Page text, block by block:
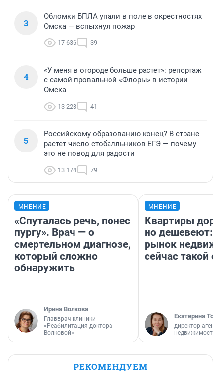
3
Обломки БПЛА упали в поле в окрестностях
Омска — вспыхнул пожар
17 636 39
4
«У меня в огороде больше растет»: репортаж
с самой провальной «Флоры» в истории
Омска
13 223 41
5
Российскому образованию конец? В стране
растет число стобалльников ЕГЭ — почему
это не повод для радости
13 174 79
МНЕНИЕ
«Спуталась речь, понес
пургу». Врач — о
смертельном диагнозе,
который сложно
обнаружить
Ирина Волкова
Главврач клиники
«Реабилитация доктора
Волковой»
МНЕНИЕ
Квартиры
но дешевеют:
рынок
сейчас такой
Екатерина
директор
недвижимости
РЕКОМЕНДУЕМ